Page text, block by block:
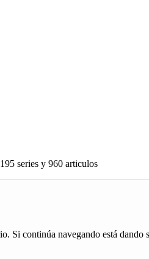
series y 960 articulos
Si continúa navegando está